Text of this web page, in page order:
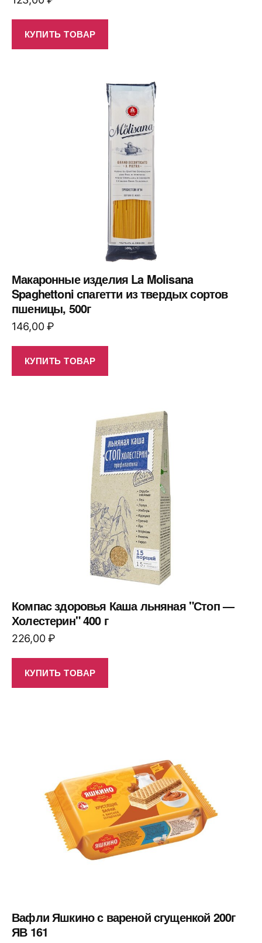
КУПИТЬ ТОВАР
Макаронные изделия La Molisana
Spaghettoni спагетти из твердых сортов
пшеницы, 500г
146,00₽
КУПИТЬ ТОВАР
Компас здоровья Каша льняная "Стоп —
Холестерин" 400 г
226,00₽
КУПИТЬ ТОВАР
Вафли Яшкино с вареной сгущенкой 200г
ЯВ 161